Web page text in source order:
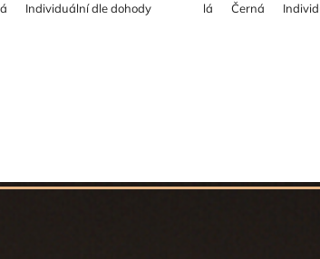
Individuální dle dohody Bílá Černá